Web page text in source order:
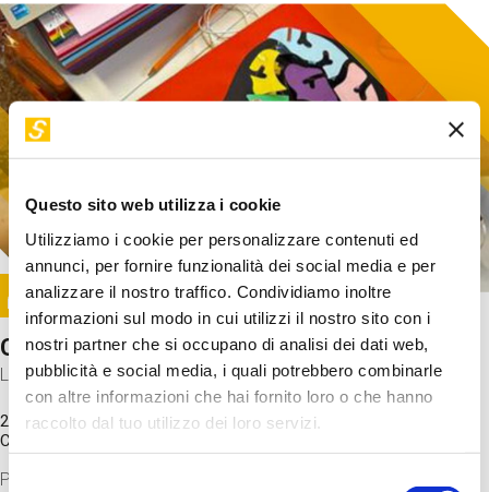
Questo sito web utilizza i cookie
Utilizziamo i cookie per personalizzare contenuti ed
annunci, per fornire funzionalità dei social media e per
analizzare il nostro traffico. Condividiamo inoltre
informazioni sul modo in cui utilizzi il nostro sito con i
nostri partner che si occupano di analisi dei dati web,
pubblicità e social media, i quali potrebbero combinarle
con altre informazioni che hai fornito loro o che hanno
raccolto dal tuo utilizzo dei loro servizi.
Selezione
Image
SUNDAY@STEP
Come funziona il cervello?
Laboratorio
20 Set 2026 / 11:15 - 13:00
Costo
Proveremo a costruire un cervello in cartoncino cercando di